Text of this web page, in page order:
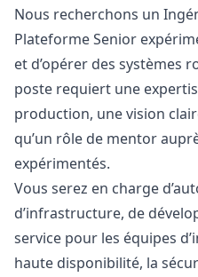
Nous recherchons un
Plateforme Senior
et d’opérer des systèmes
poste requiert une
production, une vision
qu’un rôle de mentor
expérimentés.
Vous serez en charge
d’infrastructure, de
service pour les équipes
haute disponibilité, la